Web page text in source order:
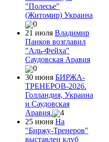
"Полесье"
(Житомир) Украина
0
21 июля Владимир
Панков возглавил
"Аль-Фейха"
Саудовская Аравия
0
30 июня БИРЖА-
ТРЕНЕРОВ-2026.
Голландия, Украина
и Саудовская
Аравия.
4
25 июня На
"Биржу-Тренеров"
выставлен клуб